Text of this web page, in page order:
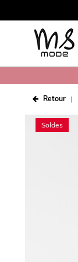
Retour
Soldes